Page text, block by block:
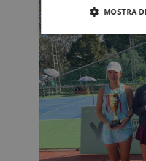
MOSTRA